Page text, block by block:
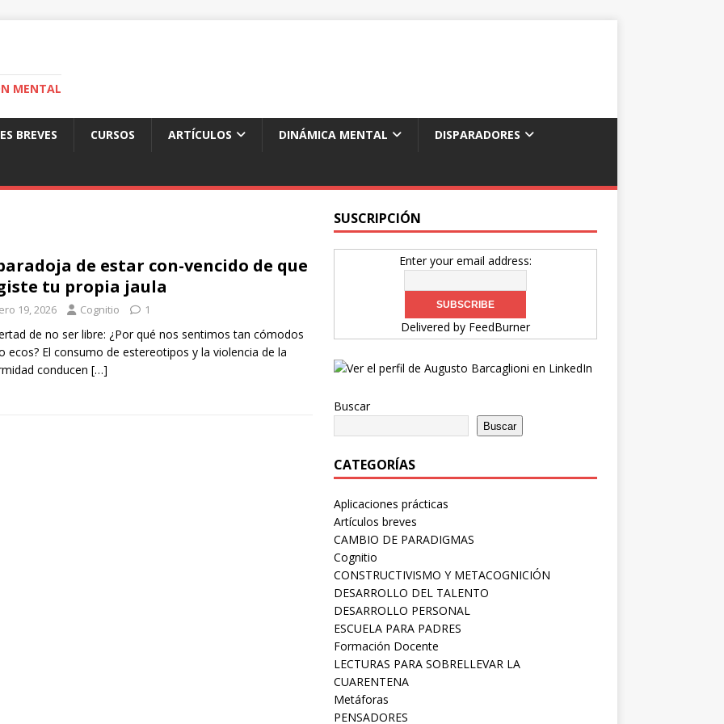
MENTAL
BREVES CURSOS ARTÍCULOS DINÁMICA MENTAL DISPARADORES
de estar con-vencido de que
tu propia jaula
19, 2026 Cognitio 1
de no ser libre: ¿Por qué nos sentimos tan cómodos
ecos? El consumo de estereotipos y la violencia de la
conducen […]
SUSCRIPCIÓN
Enter your email address:
Delivered by FeedBurner
Buscar
Buscar
CATEGORÍAS
Aplicaciones prácticas
Artículos breves
CAMBIO DE PARADIGMAS
Cognitio
CONSTRUCTIVISMO Y METACOGNICIÓN
DESARROLLO DEL TALENTO
DESARROLLO PERSONAL
ESCUELA PARA PADRES
Formación Docente
LECTURAS PARA SOBRELLEVAR LA
CUARENTENA
Metáforas
PENSADORES